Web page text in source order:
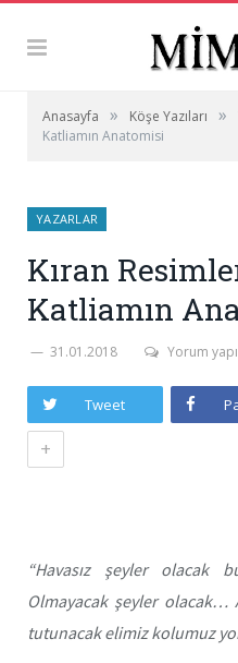
Anasayfa » Köşe Yazıları »
Katliamın Anatomisi
YAZARLAR
Kıran
Katliamın
31.01.2018 Yorum
Tweet
+
“Havasız şeyler olacak
Olmayacak şeyler
tutunacak elimiz kolumuz